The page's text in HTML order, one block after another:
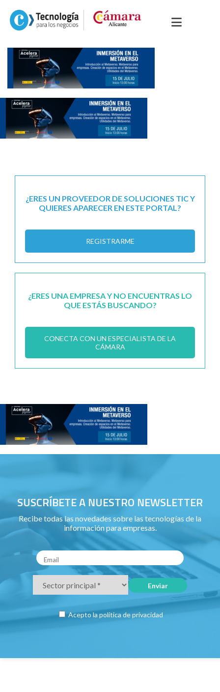
¿ERES UN PROVEEDOR DE SOLUCIONES TIC Y
QUIERES APARECER EN ESTE PORTAL?
REGISTRARME
¿ERES UNA EMPRESA Y NO ENCUENTRAS LO
QUE ESTÁS BUSCANDO?
CONECTA CON UN ESPECIALISTA DE LA
CÁMARA
SUSCRÍBETE A NUESTRO NEWSLETTER
Recibe todas las novedades sobre las tecnologías de la
información para empresas.
Acepto la política de privacidad